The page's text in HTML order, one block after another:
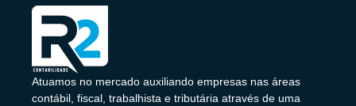
Atuamos no mercado auxiliando empresas nas áreas
contábil, fiscal, trabalhista e tributária através de uma